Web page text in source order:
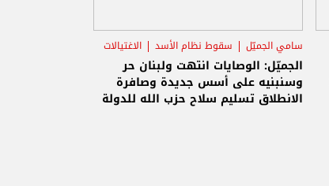
سامي الجميّل سقوط نظام الأسد الاغتيالات
الجميّل: الوصايات انتهت ولبنان حر
وسنبنيه على أسس جديدة وصافرة
الانطلاق تسليم سلاح حزب الله للدولة